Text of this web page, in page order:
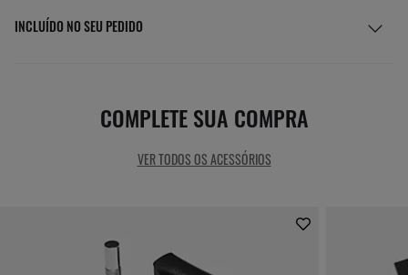
INCLUÍDO NO SEU PEDIDO
COMPLETE SUA COMPRA
VER TODOS OS ACESSÓRIOS